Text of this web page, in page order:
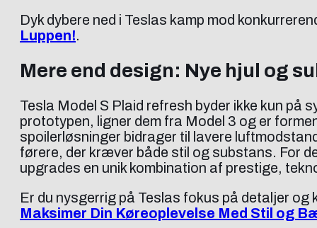
Dyk dybere ned i Teslas kamp mod
Luppen!.
Mere end design: Nye hjul og
Tesla Model S Plaid refresh byder ikke kun på
prototypen, ligner dem fra Model 3 og er
spoilerløsninger bidrager til lavere
førere, der kræver både stil og substans. For
upgrades en unik kombination af prestige,
Er du nysgerrig på Teslas fokus på detaljer
Maksimer Din Køreoplevelse Med Stil og